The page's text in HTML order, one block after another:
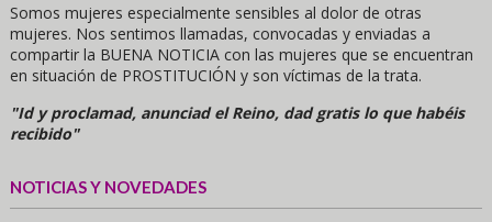
Somos mujeres especialmente sensibles al dolor de otras
mujeres. Nos sentimos llamadas, convocadas y enviadas a
compartir la BUENA NOTICIA con las mujeres que se encuentran
en situación de PROSTITUCIÓN y son víctimas de la trata.
"Id y proclamad, anunciad el Reino, dad gratis lo que habéis
recibido"
NOTICIAS Y NOVEDADES